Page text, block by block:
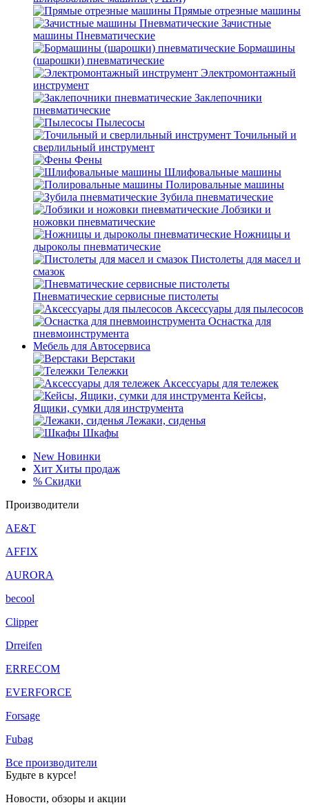
Прямые отрезные машины
Зачистные
машины Пневматические
Бормашины
(шарошки) пневматические
Электромонтажный
инструмент
Заклепочники
пневматические
Пылесосы
Точильный и
сверлильный инструмент
Фены
Шлифовальные машины
Полировальные машины
Зубила пневматические
Лобзики и
ножовки пневматические
Ножницы и
дыроколы пневматические
Пистолеты для масел и
смазок
Пневматические сервисные пистолеты
Аксессуары для пылесосов
Оснастка для
пневмоинструмента
Мебель для Автосервиса
Верстаки
Тележки
Аксессуары для тележек
Кейсы,
Ящики, сумки для инструмента
Лежаки, сиденья
Шкафы
New Новинки
Хит Хиты продаж
% Скидки
Производители
AE&T
AFFIX
AURORA
becool
Clipper
Drreifen
ERRECOM
EVERFORCE
Forsage
Fubag
Все производители
Будьте в курсе!
Новости, обзоры и акции